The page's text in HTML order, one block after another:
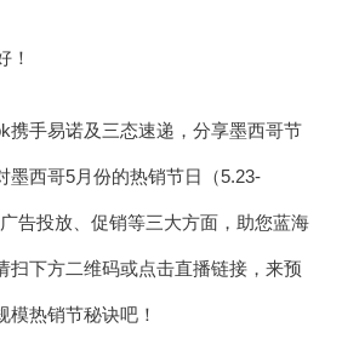
！
携手易诺及三态速递，分享墨西哥节
墨西哥5月份的热销节日（5.23-
告投放、促销等三大方面，助您蓝海
扫下方二维码或点击直播链接，来预
模热销节秘诀吧！